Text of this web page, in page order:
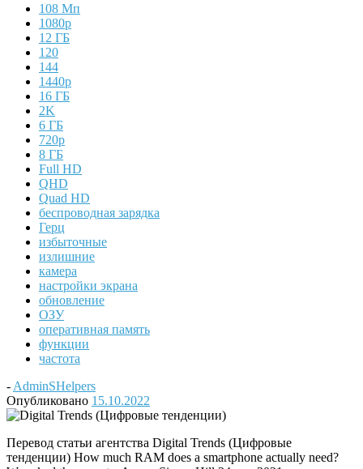
108 Мп
1080p
12 ГБ
120
144
1440p
16 ГБ
2K
6 ГБ
720p
8 ГБ
Full HD
QHD
Quad HD
беспроводная зарядка
Герц
избыточные
излишние
камера
настройки экрана
обновление
ОЗУ
оперативная память
функции
частота
- AdminSHelpers
Опубликовано 15.10.2022
Перевод статьи агентства Digital Trends (Цифровые
тенденции) How much RAM does a smartphone actually need?